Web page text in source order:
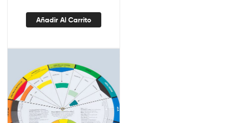
Añadir Al Carrito